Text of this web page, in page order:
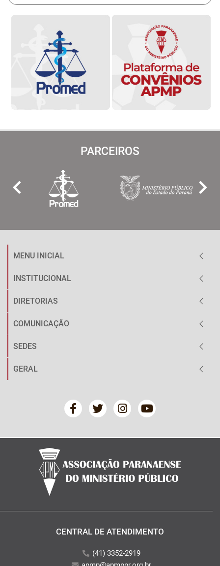
PARCEIROS
MENU INICIAL
INSTITUCIONAL
DIRETORIAS
COMUNICAÇÃO
SEDES
GERAL
CENTRAL DE ATENDIMENTO
(41) 3352-2919